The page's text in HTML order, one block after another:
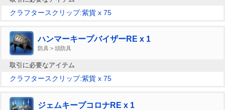
クラフタースクリップ:紫貨 x 75
ハンマーキープバイザーRE x 1
防具 > 頭防具
取引に必要なアイテム
クラフタースクリップ:紫貨 x 75
ジェムキープコロナRE x 1